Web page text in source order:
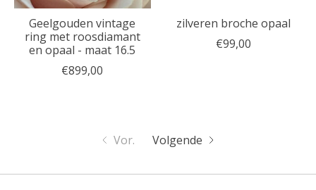
Geelgouden vintage
ring met roosdiamant
en opaal - maat 16.5
€899,00
zilveren broche opaal
€99,00
Vor. Volgende